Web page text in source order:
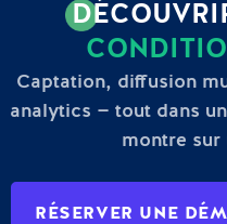
Captation, diffusion
analytics — tout dans
montre sur
RÉSERVER UNE